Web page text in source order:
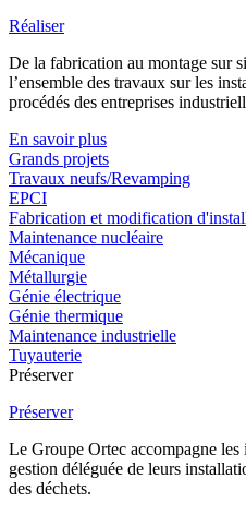
Réaliser
De la fabrication au montage sur
l’ensemble des travaux sur les
procédés des entreprises
En savoir plus
Grands projets
Travaux neufs/Revamping
EPCI
Fabrication et modification
Maintenance nucléaire
Mécanique
Métallurgie
Génie électrique
Génie thermique
Maintenance industrielle
Tuyauterie
Préserver
Préserver
Le Groupe Ortec accompagne
gestion déléguée de leurs
des déchets.